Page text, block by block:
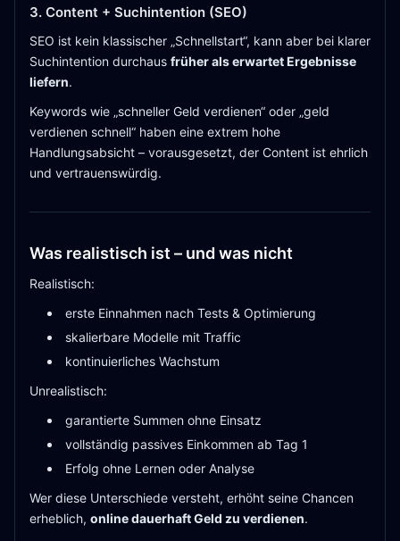
3. Content + Suchintention (SEO)
SEO ist kein klassischer „Schnellstart“, kann aber bei klarer
Suchintention durchaus früher als erwartet Ergebnisse
liefern.
Keywords wie „schneller Geld verdienen“ oder „geld
verdienen schnell“ haben eine extrem hohe
Handlungsabsicht – vorausgesetzt, der Content ist ehrlich
und vertrauenswürdig.
Was realistisch ist – und was nicht
Realistisch:
erste Einnahmen nach Tests & Optimierung
skalierbare Modelle mit Traffic
kontinuierliches Wachstum
Unrealistisch:
garantierte Summen ohne Einsatz
vollständig passives Einkommen ab Tag 1
Erfolg ohne Lernen oder Analyse
Wer diese Unterschiede versteht, erhöht seine Chancen
erheblich, online dauerhaft Geld zu verdienen.